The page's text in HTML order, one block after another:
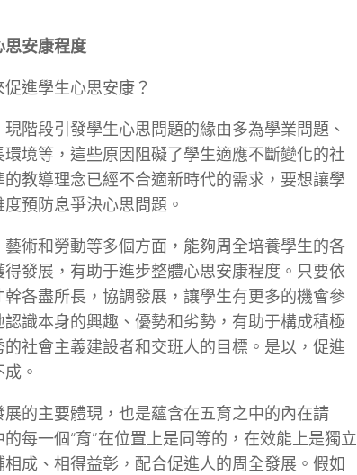
思安康程度
進學生心思安康？
階段引發學生心思問題的緣由多為學業問題、
境等，這些原因阻礙了學生適應不斷變化的社
教導理念已經不合適新時代的需求，要想讓學
預防息爭決心思問題。
術和勞動等多個方面，能夠周全培養學生的各
發展，有助于進步整體心思安康程度。只要依
各盡所長，協調發展，讓學生有更多的機會參
識本身的興趣、優勢和劣勢，有助于構成積極
社會主義建設者和交班人的目標。是以，促進
。
的主要體現，也是蘊含在五育之中的內在請
每一個“育”在位置上是同等的，在效能上是獨立
成、相得益彰，配合促進人的周全發展。假如